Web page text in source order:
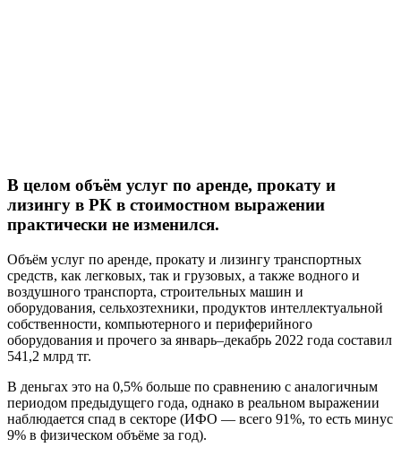
В целом объём услуг по аренде, прокату и
лизингу в РК в стоимостном выражении
практически не изменился.
Объём услуг по аренде, прокату и лизингу транспортных
средств, как легковых, так и грузовых, а также водного и
воздушного транспорта, строительных машин и
оборудования, сельхозтехники, продуктов интеллектуальной
собственности, компьютерного и периферийного
оборудования и прочего за январь–декабрь 2022 года составил
541,2 млрд тг.
В деньгах это на 0,5% больше по сравнению с аналогичным
периодом предыдущего года, однако в реальном выражении
наблюдается спад в секторе (ИФО — всего 91%, то есть минус
9% в физическом объёме за год).